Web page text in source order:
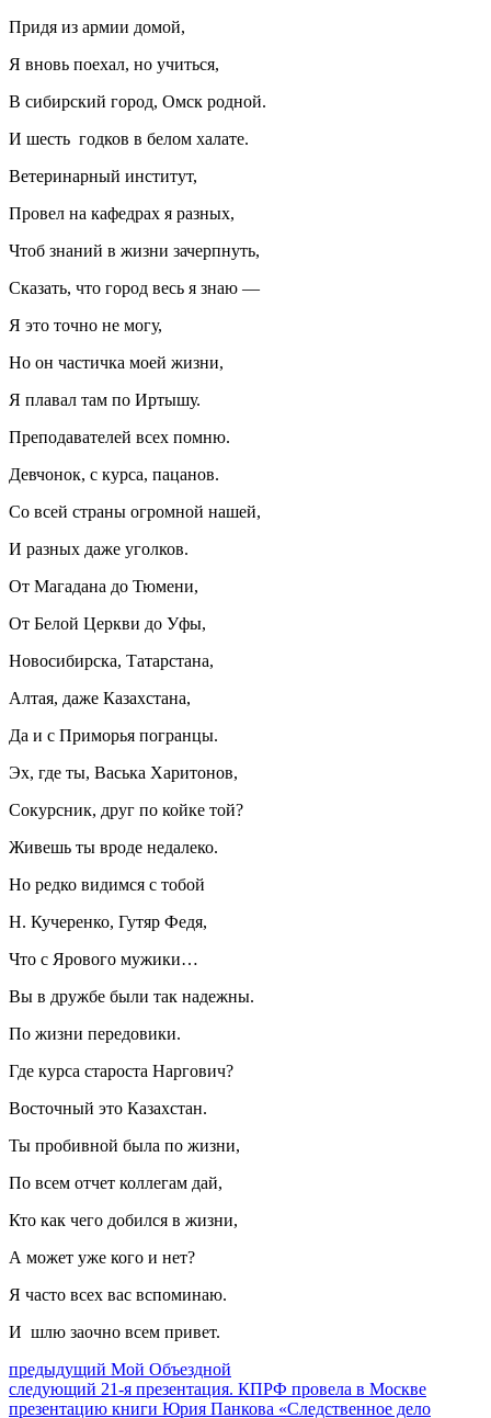
Придя из армии домой,
Я вновь поехал, но учиться,
В сибирский город, Омск родной.
И шесть годков в белом халате.
Ветеринарный институт,
Провел на кафедрах я разных,
Чтоб знаний в жизни зачерпнуть,
Сказать, что город весь я знаю —
Я это точно не могу,
Но он частичка моей жизни,
Я плавал там по Иртышу.
Преподавателей всех помню.
Девчонок, с курса, пацанов.
Со всей страны огромной нашей,
И разных даже уголков.
От Магадана до Тюмени,
От Белой Церкви до Уфы,
Новосибирска, Татарстана,
Алтая, даже Казахстана,
Да и с Приморья погранцы.
Эх, где ты, Васька Харитонов,
Сокурсник, друг по койке той?
Живешь ты вроде недалеко.
Но редко видимся с тобой
Н. Кучеренко, Гутяр Федя,
Что с Ярового мужики…
Вы в дружбе были так надежны.
По жизни передовики.
Где курса староста Наргович?
Восточный это Казахстан.
Ты пробивной была по жизни,
По всем отчет коллегам дай,
Кто как чего добился в жизни,
А может уже кого и нет?
Я часто всех вас вспоминаю.
И шлю заочно всем привет.
Навигация
по
предыдущий Предыдущий
пост:
Мой Объездной
следующий Следующее
сообщение:
21-я презентация. КПРФ провела в Москве
презентацию книги Юрия Панкова «Следственное дело